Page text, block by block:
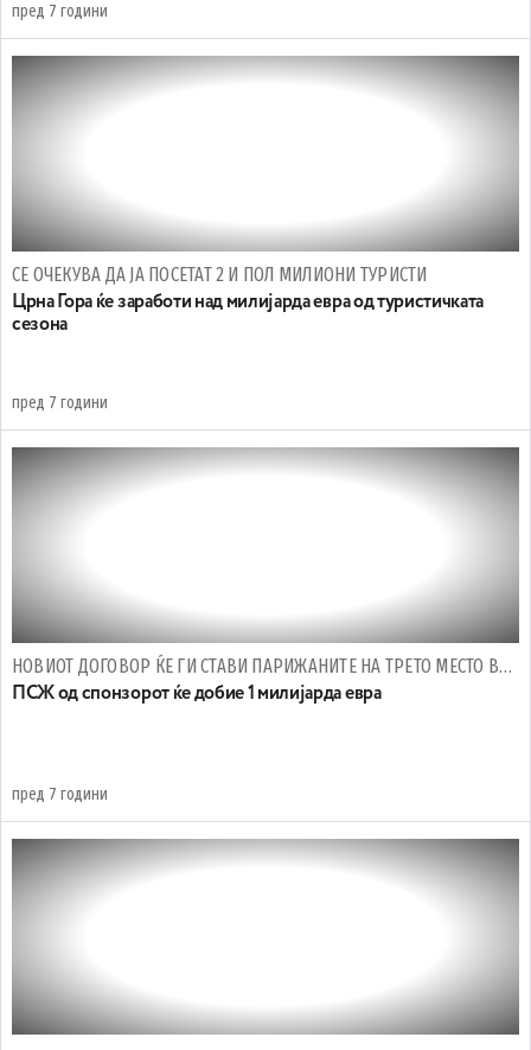
пред 7 години
СЕ ОЧЕКУВА ДА ЈА ПОСЕТАТ 2 И ПОЛ МИЛИОНИ ТУРИСТИ
Црна Гора ќе заработи над милијарда евра од туристичката
сезона
пред 7 години
НОВИОТ ДОГОВОР ЌЕ ГИ СТАВИ ПАРИЖАНИТЕ НА ТРЕТО МЕСТО ВО СВЕТОТ
ПСЖ од спонзорот ќе добие 1 милијарда евра
пред 7 години